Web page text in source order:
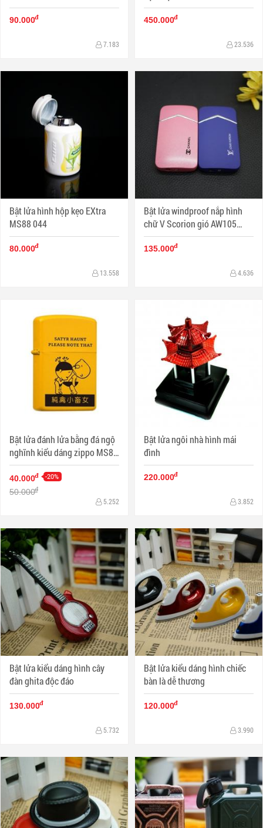
90.000đ
7.183
450.000đ
23.536
Bật lửa hình hộp kẹo EXtra
MS88 044
80.000đ
13.558
Bật lửa windproof nắp hình
chữ V Scorion gió AW105
MS88 023
135.000đ
4.636
Bật lửa đánh lửa bằng đá ngộ
nghĩnh kiểu dáng zippo MS88
022
40.000đ -20%
50.000đ
5.252
Bật lửa ngôi nhà hình mái
đình
220.000đ
3.852
Bật lửa kiểu dáng hình cây
đàn ghita độc đáo
130.000đ
5.732
Bật lửa kiểu dáng hình chiếc
bàn là dễ thương
120.000đ
3.990